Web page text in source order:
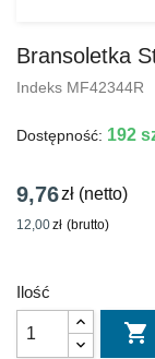
Bransoletka
Indeks MF42344R
Dostępność: 192
9,76zł (netto)
12,00zł (brutto)
Ilość
